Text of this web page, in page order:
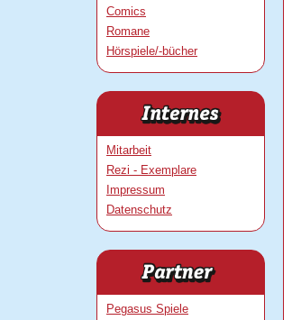
Comics
Romane
Hörspiele/-bücher
Mitarbeit
Rezi - Exemplare
Impressum
Datenschutz
Pegasus Spiele